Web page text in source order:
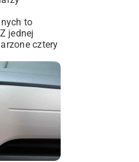
to
jednej
cztery